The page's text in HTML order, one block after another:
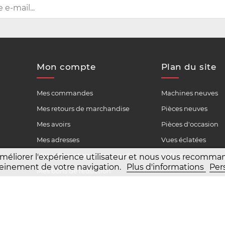
l'expérience utilisateur et nous vous
de votre navigation.
Plus d'informations
Mon compte
Mes commandes
Mes retours de marchandise
Mes avoirs
Mes adresses
Mes informations personnelles
Mes bons de réduction
Plan du site
Machines neuves
Pièces neuves
Pièces d'occasion
Vues éclatées
Vidéos